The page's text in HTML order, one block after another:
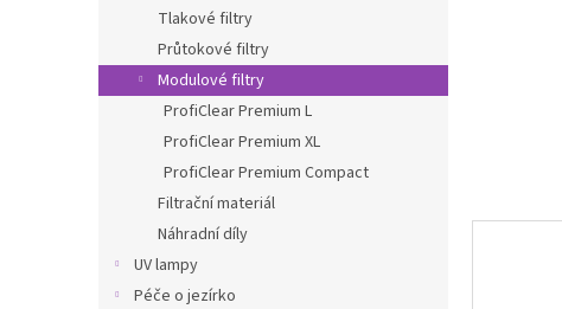
l
Tlakové filtry
Průtokové filtry
Modulové filtry
ProfiClear Premium L
ProfiClear Premium XL
ProfiClear Premium Compact
Filtrační materiál
Náhradní díly
UV lampy
Péče o jezírko